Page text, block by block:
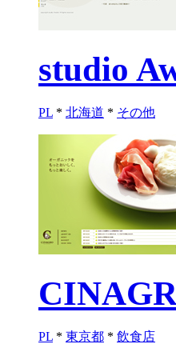
studio
PL * 北海道 * その他
PL * 東京都 * 飲食店